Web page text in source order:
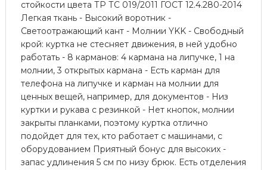
стойкости цвета ТР ТС 019/2011 ГОСТ 12.4.280-2014
Легкая ткань - Высокий воротник -
Светоотражающий кант - Молнии YKK - Свободный
крой: куртка не стесняет движения, в ней удобно
работать - 8 карманов: 4 кармана на липучке, 1 на
молнии, 3 открытых кармана - Есть карман для
телефона на липучке и карман на молнии для
ценных вещей, например, для документов - Низ
куртки и рукава с резинкой - Нет кнопок, молнии
закрыты планками, поэтому куртка отлично
подойдет для тех, кто работает с машинами, с
оборудованием Приятный бонус для высоких -
запас удлинения 5 см по низу брюк. Есть отделения